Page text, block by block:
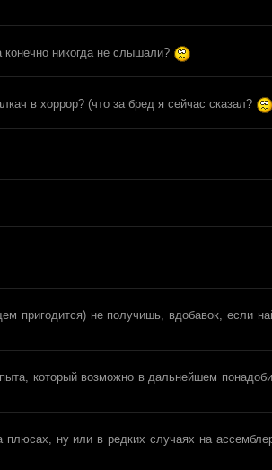
никогда не слышали?
в хоррор? (что за бред я сейчас сказал?
не получишь, вдобавок, если
который возможно в дальнейшем
ну или в редких случаях на